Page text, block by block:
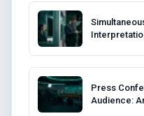
Press
Audience: